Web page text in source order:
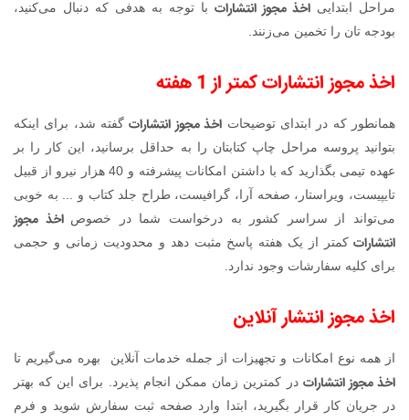
مراحل ابتدایی اخذ مجوز انتشارات با توجه به هدفی که دنبال می‌کنید،
بودجه تان را تخمین می‌زنند.
اخذ مجوز انتشارات کمتر از 1 هفته
همانطور که در ابتدای توضیحات اخذ مجوز انتشاراتگفته شد، برای اینکه
بتوانید پروسه مراحل چاپ کتابتان را به حداقل برسانید، این کار را بر
عهده‌ تیمی بگذارید که با داشتن امکانات پیشرفته و 40 هزار نیرو از قبیل
تایپیست، ویراستار، صفحه آرا، گرافیست، طراح جلد کتاب و ... به خوبی
می‌تواند از سراسر کشور به درخواست شما در خصوص اخذ مجوز
انتشارات کمتر از یک هفته پاسخ مثبت دهد و محدودیت زمانی و حجمی
برای کلیه سفارشات وجود ندارد.
اخذ مجوز انتشار آنلاین
از همه نوع امکانات و تجهیزات از جمله خدمات آنلاین بهره می‌گیریم تا
اخذ مجوز انتشارات در کمترین زمان ممکن انجام پذیرد. برای این که بهتر
در جریان کار قرار بگیرید، ابتدا وارد صفحه ثبت سفارش شوید و فرم